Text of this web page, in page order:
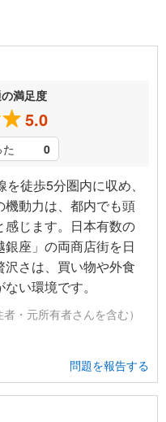
満足度
5.0
0
徒歩5分圏内に収め、
機動力は、都内でも頭
じます。日本有数の
座」の両商店街を日
さは、買い物や外食
い環境です。
・元所有者さんを含む）
問題を報告する